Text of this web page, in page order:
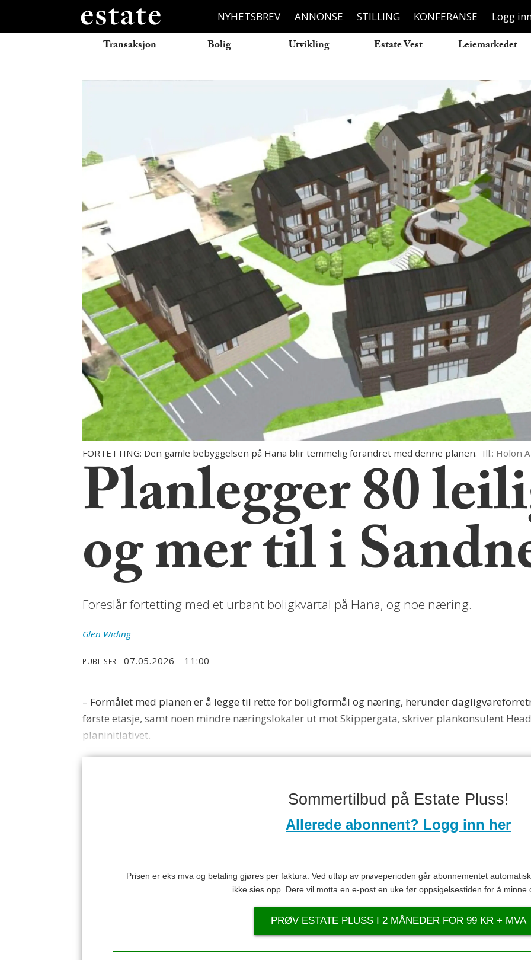
NYHETSBREV ANNONSE STILLING KONFERANSE Logg
Transaksjon Bolig Utvikling Estate Vest Leiemarkedet
FORTETTING: Den gamle bebyggelsen på Hana blir temmelig forandret med denne planen. Ill.: Holon
Planlegger 80
og mer til i
Foreslår fortetting med et urbant boligkvartal på Hana, og noe næring.
Glen Widing
PUBLISERT 07.05.2026 - 11:00
– Formålet med planen er å legge til rette for boligformål og næring, herunder
første etasje, samt noen mindre næringslokaler ut mot Skippergata, skriver plankonsulent Head
planinitiativet.
Sommertilbud på Estate Pluss!
Allerede abonnent? Logg inn her
Prisen er eks mva og betaling gjøres per faktura. Ved utløp av prøveperioden går abonnementet
ikke sies opp. Dere vil motta en e-post en uke før oppsigelsestiden for å minne
PRØV ESTATE PLUSS I 2 MÅNEDER FOR 99 KR + MVA